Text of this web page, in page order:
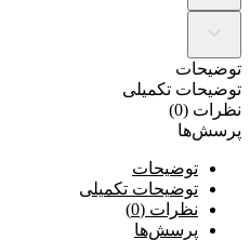
توضیحات
توضیحات تکمیلی
نظرات (0)
پرسش‌ها
توضیحات
توضیحات تکمیلی
نظرات (0)
پرسش‌ها